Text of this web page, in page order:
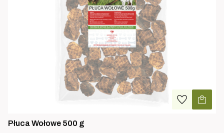
Płuca Wołowe 500 g